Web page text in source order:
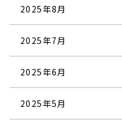
2025年8月
2025年7月
2025年6月
2025年5月